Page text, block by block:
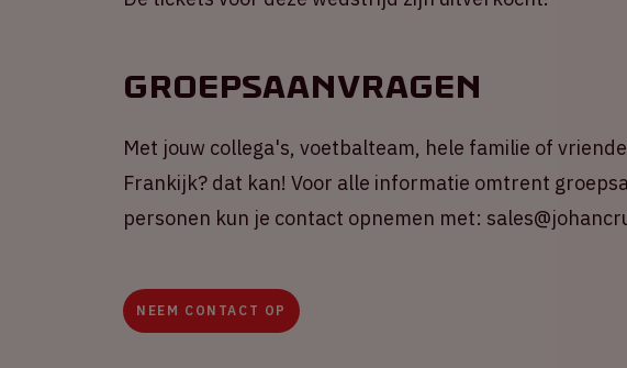
Groepsaanvragen
Met jouw collega's, voetbalteam, hele familie of
Frankijk? dat kan! Voor alle informatie omtrent
personen kun je contact opnemen met:
NEEM CONTACT OP